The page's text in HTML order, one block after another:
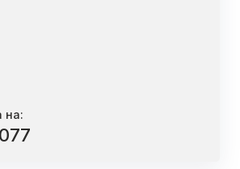
на: